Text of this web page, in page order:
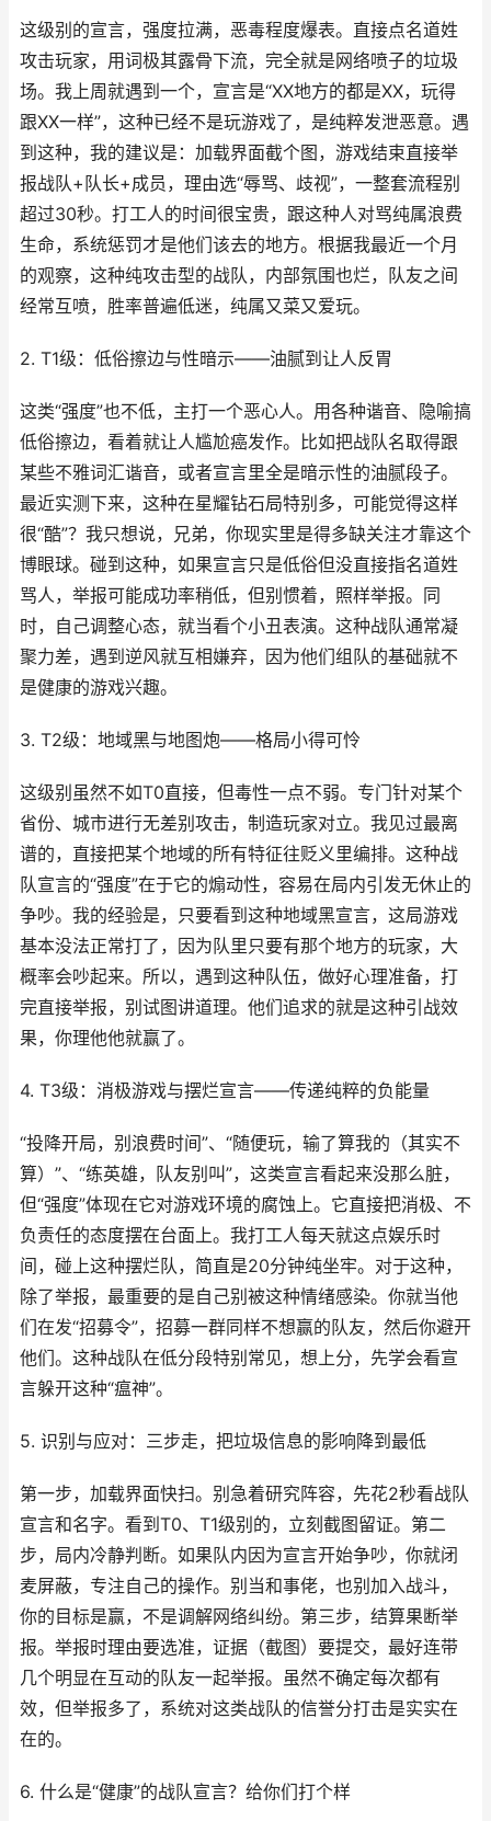
这级别的宣言，强度拉满，恶毒程度爆表。直接点名道姓
攻击玩家，用词极其露骨下流，完全就是网络喷子的垃圾
场。我上周就遇到一个，宣言是“XX地方的都是XX，玩得
跟XX一样”，这种已经不是玩游戏了，是纯粹发泄恶意。遇
到这种，我的建议是：加载界面截个图，游戏结束直接举
报战队+队长+成员，理由选“辱骂、歧视”，一整套流程别
超过30秒。打工人的时间很宝贵，跟这种人对骂纯属浪费
生命，系统惩罚才是他们该去的地方。根据我最近一个月
的观察，这种纯攻击型的战队，内部氛围也烂，队友之间
经常互喷，胜率普遍低迷，纯属又菜又爱玩。
2. T1级：低俗擦边与性暗示——油腻到让人反胃
这类“强度”也不低，主打一个恶心人。用各种谐音、隐喻搞
低俗擦边，看着就让人尴尬癌发作。比如把战队名取得跟
某些不雅词汇谐音，或者宣言里全是暗示性的油腻段子。
最近实测下来，这种在星耀钻石局特别多，可能觉得这样
很“酷”？我只想说，兄弟，你现实里是得多缺关注才靠这个
博眼球。碰到这种，如果宣言只是低俗但没直接指名道姓
骂人，举报可能成功率稍低，但别惯着，照样举报。同
时，自己调整心态，就当看个小丑表演。这种战队通常凝
聚力差，遇到逆风就互相嫌弃，因为他们组队的基础就不
是健康的游戏兴趣。
3. T2级：地域黑与地图炮——格局小得可怜
这级别虽然不如T0直接，但毒性一点不弱。专门针对某个
省份、城市进行无差别攻击，制造玩家对立。我见过最离
谱的，直接把某个地域的所有特征往贬义里编排。这种战
队宣言的“强度”在于它的煽动性，容易在局内引发无休止的
争吵。我的经验是，只要看到这种地域黑宣言，这局游戏
基本没法正常打了，因为队里只要有那个地方的玩家，大
概率会吵起来。所以，遇到这种队伍，做好心理准备，打
完直接举报，别试图讲道理。他们追求的就是这种引战效
果，你理他他就赢了。
4. T3级：消极游戏与摆烂宣言——传递纯粹的负能量
“投降开局，别浪费时间”、“随便玩，输了算我的（其实不
算）”、“练英雄，队友别叫”，这类宣言看起来没那么脏，
但“强度”体现在它对游戏环境的腐蚀上。它直接把消极、不
负责任的态度摆在台面上。我打工人每天就这点娱乐时
间，碰上这种摆烂队，简直是20分钟纯坐牢。对于这种，
除了举报，最重要的是自己别被这种情绪感染。你就当他
们在发“招募令”，招募一群同样不想赢的队友，然后你避开
他们。这种战队在低分段特别常见，想上分，先学会看宣
言躲开这种“瘟神”。
5. 识别与应对：三步走，把垃圾信息的影响降到最低
第一步，加载界面快扫。别急着研究阵容，先花2秒看战队
宣言和名字。看到T0、T1级别的，立刻截图留证。第二
步，局内冷静判断。如果队内因为宣言开始争吵，你就闭
麦屏蔽，专注自己的操作。别当和事佬，也别加入战斗，
你的目标是赢，不是调解网络纠纷。第三步，结算果断举
报。举报时理由要选准，证据（截图）要提交，最好连带
几个明显在互动的队友一起举报。虽然不确定每次都有
效，但举报多了，系统对这类战队的信誉分打击是实实在
在的。
6. 什么是“健康”的战队宣言？给你们打个样